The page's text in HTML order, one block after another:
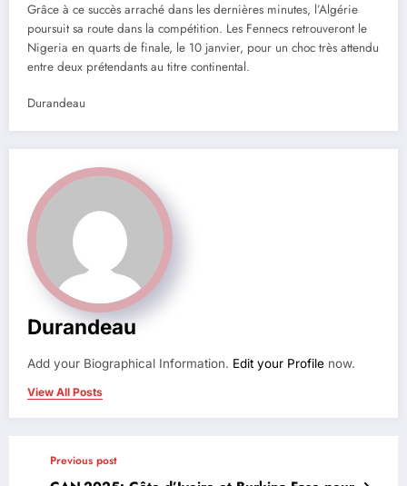
Grâce à ce succès arraché dans les dernières minutes, l’Algérie
poursuit sa route dans la compétition. Les Fennecs retrouveront le
Nigeria en quarts de finale, le 10 janvier, pour un choc très attendu
entre deux prétendants au titre continental.
Durandeau
Durandeau
Add your Biographical Information. Edit your Profile now.
View All Posts
Previous post